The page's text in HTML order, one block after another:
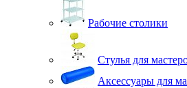
Рабочие столики
Стулья для
Аксессуары для